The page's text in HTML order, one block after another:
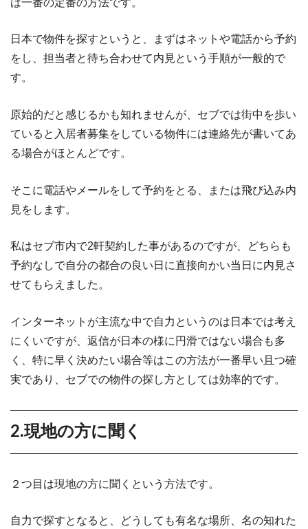
日本で物件を探すというと、まずはネットや電話から予約
をし、担当者と待ち合わせて内見という手順が一般的で
す。
原始的だと感じるかも知れませんが、セブでは街中を歩い
ていると入居者募集をしている物件には連絡先が書いてあ
る場合がほとんどです。
そこに電話やメールをして予約をとる、または飛び込み内
見をします。
私はセブ市内で2軒契約した事があるのですが、どちらも
予約なしで自分の都合の良い日に直接向かい当日に内見さ
せてもらえました。
インターネットが主流な中で自力というのは日本では考え
にくいですが、返信が日本の様に円滑ではない場合も多
く、特に早く決めたい場合等はこの方法が一番早い且つ確
実であり、セブでの物件の探し方としては効率的です。
2.現地の方に聞く
２つ目は現地の方に聞くという方法です。
自力で探すとなると、どうしても有名な場所、名の知れた